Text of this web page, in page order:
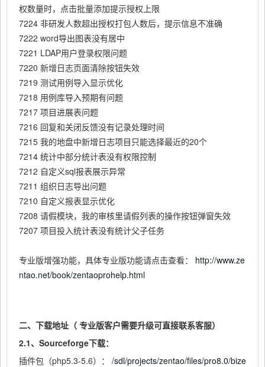
权数量时，点击批量添加提示授权上限
7224 非研发人数超出授权打包人数后，提示信息不准确
7222 word导出图表没有居中
7221 LDAP用户登录权限问题
7220 新增日志页面清除按钮失效
7219 测试用例导入显示优化
7218 用例库导入预期有问题
7217 项目进展表问题
7216 回复和关闭反馈没有记录处理时间
7215 我的地盘中新增日志项目只能选择最近的20个
7214 统计中部分统计表没有权限控制
7212 自定义sql报表展示异常
7211 组织日志导出问题
7210 自定义报表显示优化
7208 请假模块，我的审核里请假列表的操作按钮弹窗失效
7207 项目投入统计表没有统计父子任务
专业版增强功能，具体专业版功能请点击查看： http://www.ze
ntao.net/book/zentaoprohelp.html
二、下载地址（ 专业版客户需要升级可直接联系客服）
2.1、Sourceforge下载：
插件包（php5.3-5.6）： /sdl/projects/zentao/files/pro8.0/bize